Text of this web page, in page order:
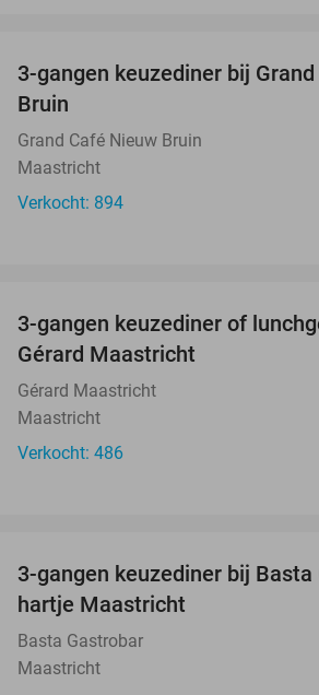
3-gangen keuzediner bij
Bruin
Grand Café Nieuw Bruin
Maastricht
Verkocht: 894
3-gangen keuzediner of
Gérard Maastricht
Gérard Maastricht
Maastricht
Verkocht: 486
3-gangen keuzediner bij Basta
hartje Maastricht
Basta Gastrobar
Maastricht